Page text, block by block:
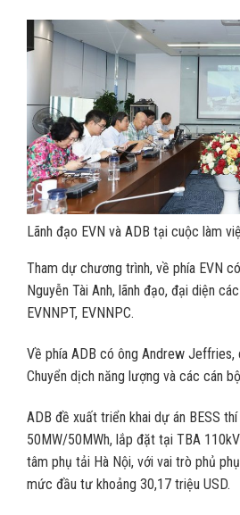
Lãnh đạo EVN và ADB tại cuộc làm
Tham dự chương trình, về phía EVN
Nguyễn Tài Anh, lãnh đạo, đại diện
EVNNPT, EVNNPC.
Về phía ADB có ông Andrew
Chuyển dịch năng lượng và các cán
ADB đề xuất triển khai dự án BESS
50MW/50MWh, lắp đặt tại TBA
tâm phụ tải Hà Nội, với vai trò phủ
mức đầu tư khoảng 30,17 triệu USD.